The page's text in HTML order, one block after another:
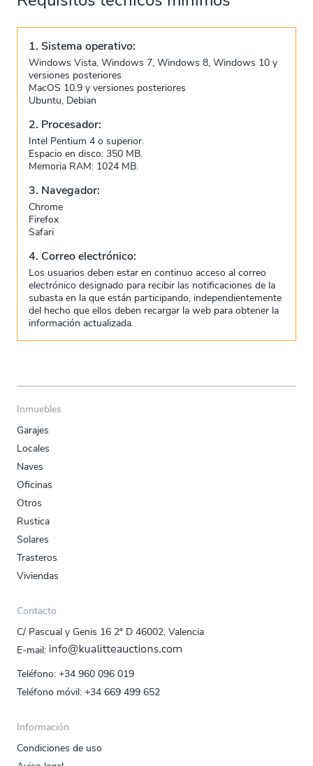
1. Sistema operativo:
Windows Vista, Windows 7, Windows 8, Windows 10 y
versiones posteriores
MacOS 10.9 y versiones posteriores
Ubuntu, Debian
2. Procesador:
Intel Pentium 4 o superior.
Espacio en disco: 350 MB.
Memoria RAM: 1024 MB.
3. Navegador:
Chrome
Firefox
Safari
4. Correo electrónico:
Los usuarios deben estar en continuo acceso al correo
electrónico designado para recibir las notificaciones de la
subasta en la que están participando, independientemente
del hecho que ellos deben recargar la web para obtener la
información actualizada.
Inmuebles
Garajes
Locales
Naves
Oficinas
Otros
Rustica
Solares
Trasteros
Viviendas
Contacto
C/ Pascual y Genis 16 2º D 46002, Valencia
E‑mail:
Teléfono: +34 960 096 019
Teléfono móvil: +34 669 499 652
Información
Condiciones de uso